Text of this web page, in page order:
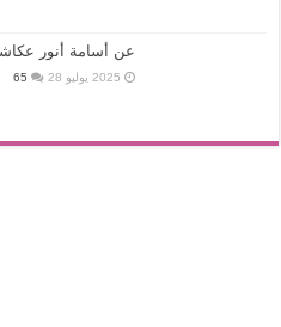
عن أسامة أنور
2025 يوليو 28 65